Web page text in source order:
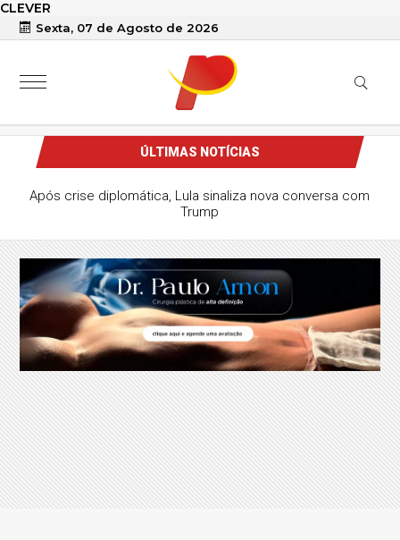
CLEVER
Sexta, 07 de Agosto de 2026
ÚLTIMAS NOTÍCIAS
Após crise diplomática, Lula sinaliza nova conversa com
Trump